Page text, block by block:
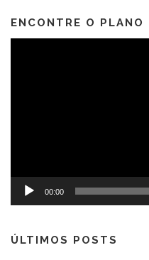
ENCONTRE O
00:00
ÚLTIMOS POSTS